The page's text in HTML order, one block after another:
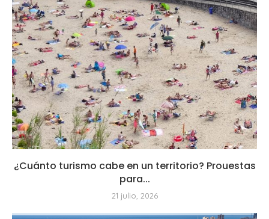
¿Cuánto turismo cabe en un territorio? Prouestas
para...
21 julio, 2026